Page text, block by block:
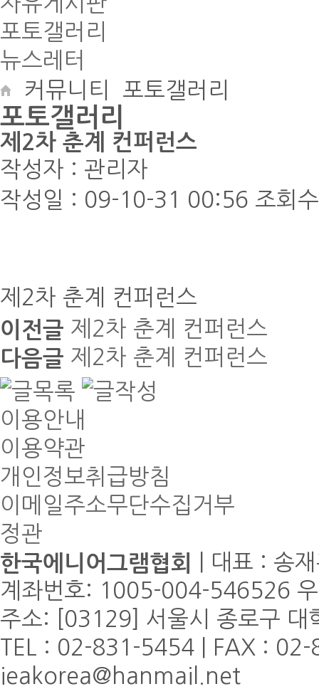
포토갤러리
뉴스레터
커뮤니티
포토갤러리
포토갤러리
제2차 춘계 컨퍼런스
작성자 : 관리자
작성일 : 09-10-31 00:56 조회
제2차 춘계 컨퍼런스
이전글 제2차 춘계 컨퍼런스
다음글 제2차 춘계 컨퍼런스
이용안내
이용약관
개인정보취급방침
이메일주소무단수집거부
정관
한국에니어그램협회
| 대표 : 송
계좌번호: 1005-004-546526 우
주소: [03129] 서울시 종로구 대
TEL : 02-831-5454 | FAX :
ieakorea@hanmail.net